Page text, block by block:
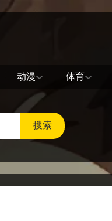
动漫 体育
搜索